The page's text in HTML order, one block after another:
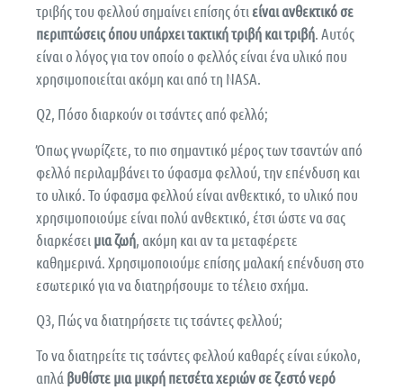
τριβής του φελλού σημαίνει επίσης ότι είναι ανθεκτικό σε
περιπτώσεις όπου υπάρχει τακτική τριβή και τριβή . Αυτός
είναι ο λόγος για τον οποίο ο φελλός είναι ένα υλικό που
χρησιμοποιείται ακόμη και από τη NASA.
Q2, Πόσο διαρκούν οι τσάντες από φελλό;
Όπως γνωρίζετε, το πιο σημαντικό μέρος των τσαντών από
φελλό περιλαμβάνει το ύφασμα φελλού, την επένδυση και
το υλικό. Το ύφασμα φελλού είναι ανθεκτικό, το υλικό που
χρησιμοποιούμε είναι πολύ ανθεκτικό, έτσι ώστε να σας
διαρκέσει μια ζωή , ακόμη και αν τα μεταφέρετε
καθημερινά. Χρησιμοποιούμε επίσης μαλακή επένδυση στο
εσωτερικό για να διατηρήσουμε το τέλειο σχήμα.
Q3, Πώς να διατηρήσετε τις τσάντες φελλού;
Το να διατηρείτε τις τσάντες φελλού καθαρές είναι εύκολο,
απλά βυθίστε μια μικρή πετσέτα χεριών σε ζεστό νερό